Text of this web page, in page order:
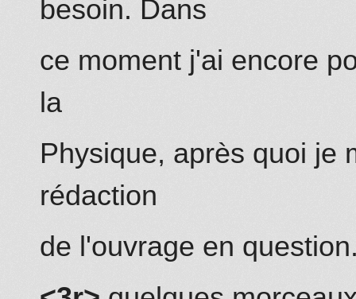
besoin. Dans
ce moment j'ai encore
la
Physique, après quoi je
rédaction
de l'ouvrage en